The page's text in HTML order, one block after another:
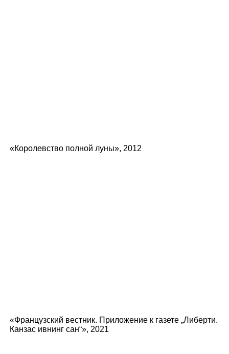
«Королевство полной луны», 2012
«Французский вестник. Приложение к газете „Либерти.
Канзас ивнинг сан“», 2021